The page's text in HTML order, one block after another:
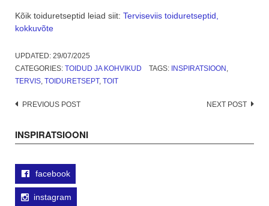
Kõik toiduretseptid leiad siit: Terviseviis toiduretseptid,
kokkuvõte
UPDATED: 29/07/2025
CATEGORIES: TOIDUD JA KOHVIKUD TAGS: INSPIRATSIOON ,
TERVIS, TOIDURETSEPT, TOIT
Post
PREVIOUS POST NEXT POST
INSPIRATSIOONI
facebook
instagram